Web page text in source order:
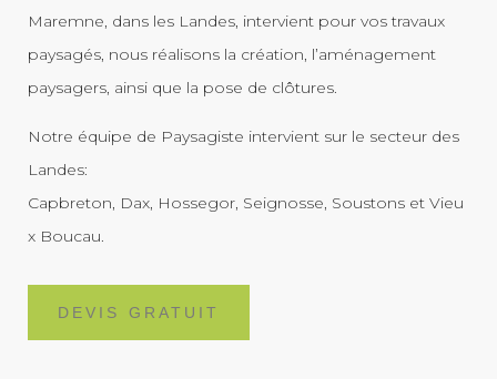
Maremne, dans les Landes, intervient pour vos travaux
paysagés, nous réalisons la création, l’aménagement
paysagers, ainsi que la pose de clôtures.
Notre équipe de Paysagiste intervient sur le secteur des
Landes:
Capbreton, Dax, Hossegor, Seignosse, Soustons et Vieu
x Boucau.
DEVIS GRATUIT